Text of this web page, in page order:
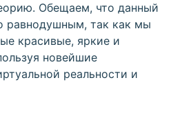
Обещаем, что данный
равнодушным, так как мы
красивые, яркие и
новейшие
реальности и